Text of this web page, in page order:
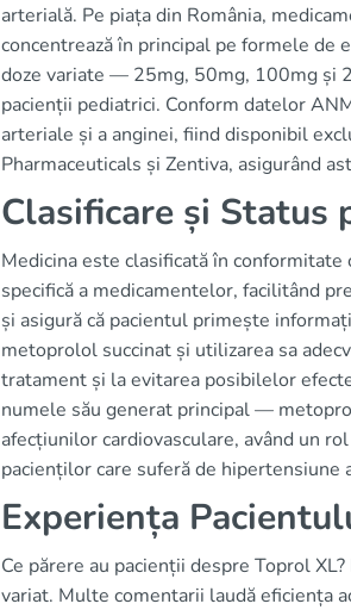
arterială. Pe piața din România,
concentrează în principal pe formele
doze variate — 25mg, 50mg, 100mg și
pacienții pediatrici. Conform datelor
arteriale și a anginei, fiind disponibil
Pharmaceuticals și Zentiva, asigurând
Clasificare și Status
Medicina este clasificată în
specifică a medicamentelor, facilitând
și asigură că pacientul primește
metoprolol succinat și utilizarea sa
tratament și la evitarea posibilelor
numele său generat principal —
afecțiunilor cardiovasculare, având un
pacienților care suferă de hipertensiune
Experiența
Ce părere au pacienții despre Toprol
variat. Multe comentarii laudă eficiența